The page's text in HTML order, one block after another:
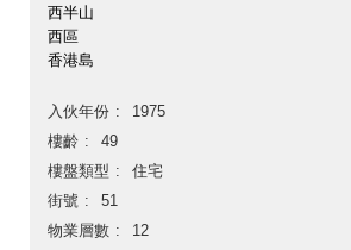
西半山
西區
香港島
入伙年份
1975
樓齡
49
樓盤類型
住宅
街號
51
物業層數
12